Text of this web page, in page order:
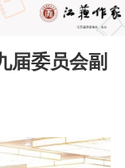
届委员会副